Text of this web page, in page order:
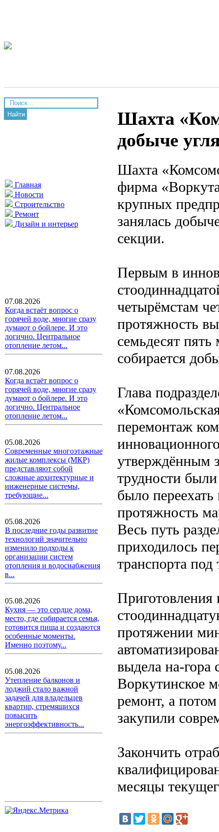
Найти
Главная
Новости
Строительство
Ремонт
Дизайн и интерьер
07.08.2026
Когда встаёт вопрос о
горячей воде, многие сразу
думают о бойлере. И это
логично. Центральное
отопление летом...
07.08.2026
Когда встаёт вопрос о
горячей воде, многие сразу
думают о бойлере. И это
логично. Центральное
отопление летом...
05.08.2026
Современные многоэтажные
жилые комплексы (МКР)
представляют собой
сложные архитектурные и
инженерные системы,
требующие...
05.08.2026
В последние годы развитие
технологий значительно
изменило подходы к
организации систем
отопления и водоснабжения
в...
05.08.2026
Кухня — это сердце дома,
место, где собирается семья,
готовится пища и создаются
особенные моменты.
Именно поэтому...
05.08.2026
Утепление балконов и
лоджий стало важной
задачей для владельцев
квартир, стремящихся
повысить
энергоэффективность...
Шахта
добыче
Шахта
фирма
крупных
занялась
секции.
Первым в
четырёмстам
протяжность
семьдесят
собирается
Глава
перемонтаж
утверждённым
трудности
было
протяжность
Весь путь
приходилось
транспорта
протяжении
выдела на-гора
Воркутинское
ремонт, а
закупили
Закончить
месяцы